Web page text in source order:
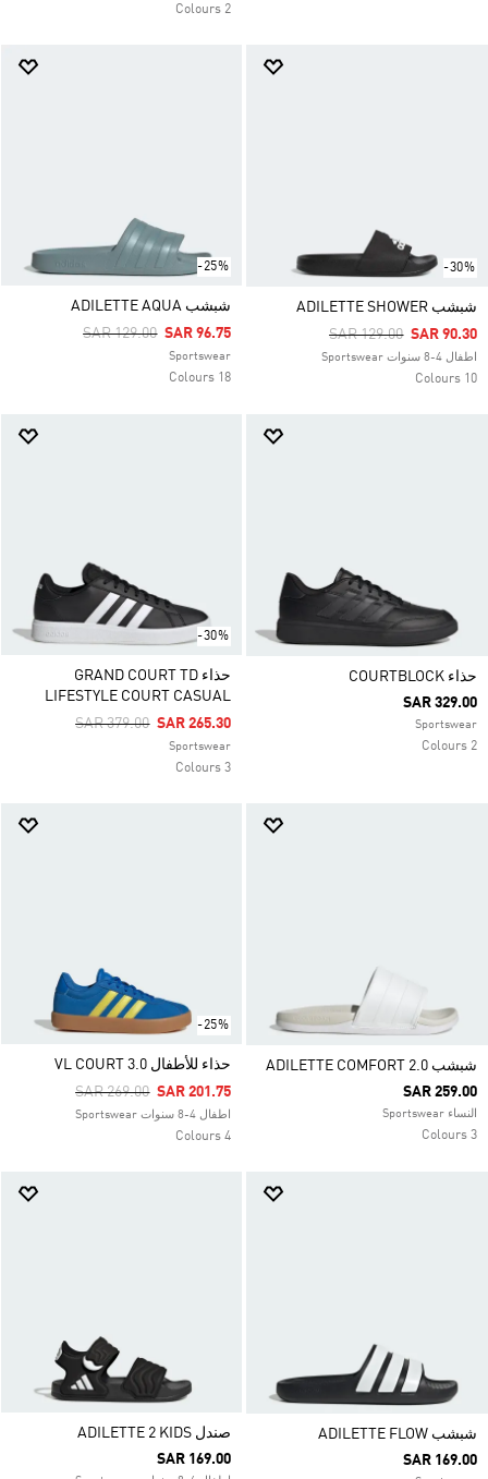
2 Colours
-30%
شبشب ADILETTE SHOWER
Price Reduced From
SAR 129.00ToSAR 90.30
اطفال 4-8 سنوات Sportswear
10 Colours
-25%
شبشب ADILETTE AQUA
Price Reduced From
SAR 129.00ToSAR 96.75
Sportswear
18 Colours
حذاء COURTBLOCK
SAR 329.00
Sportswear
2 Colours
-30%
حذاء GRAND COURT TD
LIFESTYLE COURT CASUAL
Price Reduced From
SAR 379.00ToSAR 265.30
Sportswear
3 Colours
شبشب ‏ADILETTE COMFORT 2.0
SAR 259.00
النساء Sportswear
3 Colours
-25%
حذاء للأطفال VL COURT 3.0
Price Reduced From
SAR 269.00ToSAR 201.75
اطفال 4-8 سنوات Sportswear
4 Colours
شبشب ADILETTE FLOW
SAR 169.00
صندل ADILETTE 2 KIDS
SAR 169.00